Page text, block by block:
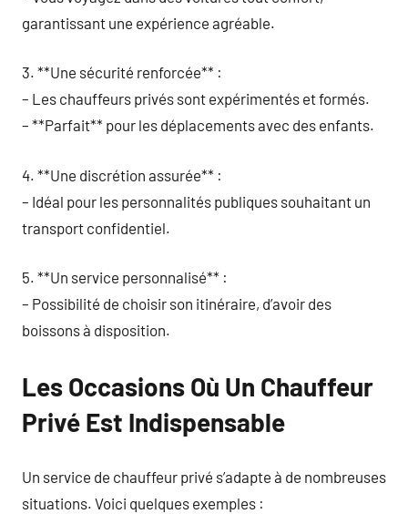
garantissant une expérience agréable.
3. **Une sécurité renforcée** :
– Les chauffeurs privés sont expérimentés et formés.
– **Parfait** pour les déplacements avec des enfants.
4. **Une discrétion assurée** :
– Idéal pour les personnalités publiques souhaitant un
transport confidentiel.
5. **Un service personnalisé** :
– Possibilité de choisir son itinéraire, d’avoir des
boissons à disposition.
Les Occasions Où Un Chauffeur
Privé Est Indispensable
Un service de chauffeur privé s’adapte à de nombreuses
situations. Voici quelques exemples :